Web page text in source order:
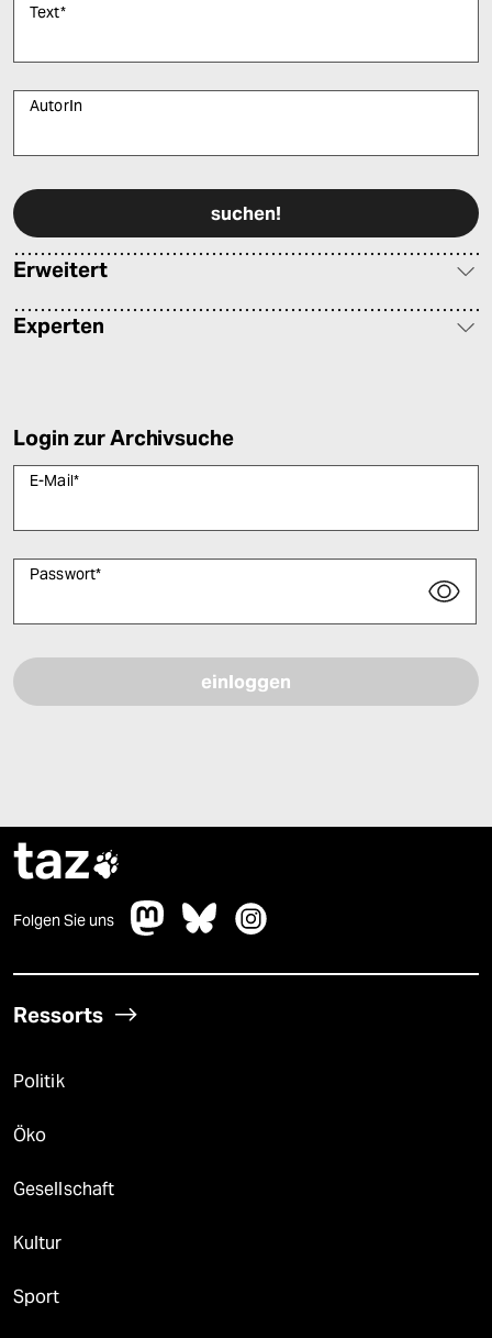
Text*
AutorIn
Erweitert
Experten
Login zur Archivsuche
E-Mail*
Passwort*
taz
Folgen Sie uns
Ressorts
Politik
Öko
Gesellschaft
Kultur
Sport